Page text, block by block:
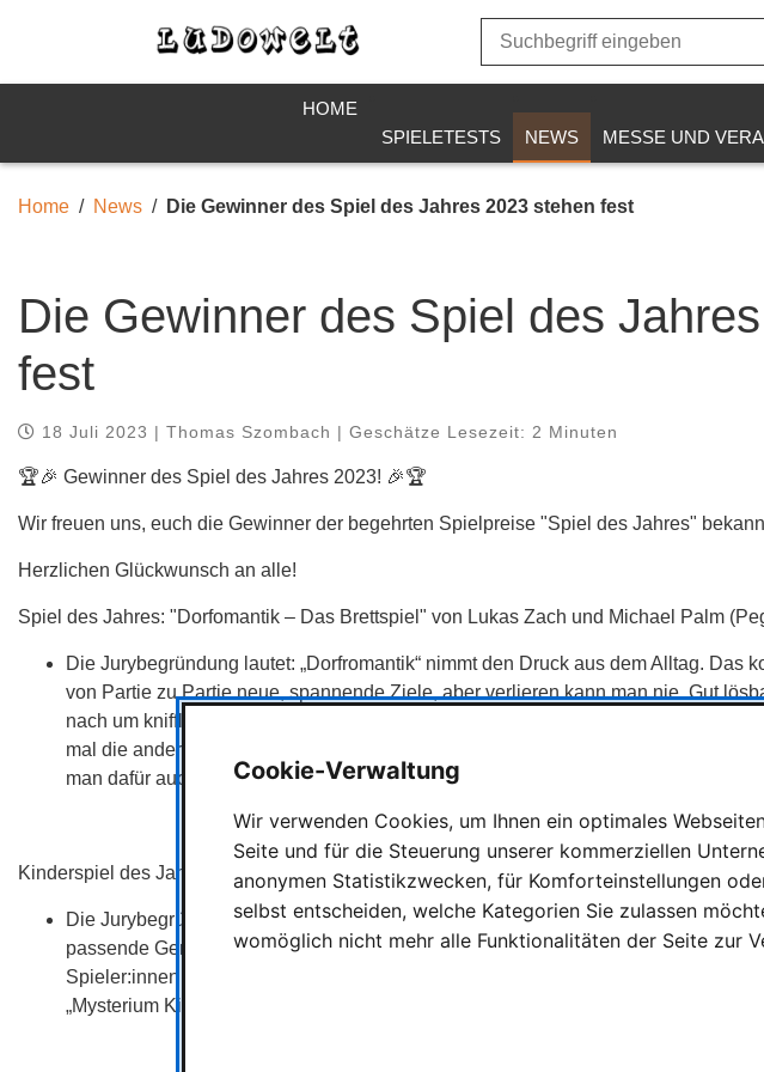
HOME
SPIELETESTS
NEWS MESSE UND
Home News Die Gewinner des Spiel des Jahres 2023 stehen fest
Die Gewinner des Spiel des
fest
18 Juli 2023 | Thomas Szombach | Geschätze Lesezeit: 2 Minuten
🏆🎉 Gewinner des Spiel des Jahres 2023! 🎉🏆
Wir freuen uns, euch die Gewinner der begehrten Spielpreise "Spiel des Jahres"
Herzlichen Glückwunsch an alle!
Spiel des Jahres: "Dorfomantik – Das Brettspiel" von Lukas Zach und Michael Palm
Die Jurybegründung lautet: „Dorfromantik“ nimmt den Druck aus dem Alltag. Das
von Partie zu Partie neue, spannende Ziele, aber verlieren kann man nie. Gut
nach um kniffligere ergänzt, aber alle liegen in der Komfortzone. Bei der
mal die andere die beste Idee. Die Kampagne lockt zu neuen Partien – und so
man dafür auch neue Mitspieler:innen.“
Kinderspiel des Jahres: "Mysterium Kids" von Antonin Boccara und Yves Hirschfeld
Die Jurybegründung lautet: Das Tambourin fasziniert die Kinder sofort. Kombiniert
passende Geräusche zu erzeugen und dem genauen Zuhören, entsteht eine
Spieler:innen dann noch gemeinsam herausfinden, welcher der gesuchte
„Mysterium Kids“ überzeugt mit einer spannenden Aufgabe und einzigartigem
Cookie-Verwaltung
Wir verwenden Cookies, um Ihnen ein optimales
Seite und für die Steuerung unserer kommerziellen
anonymen Statistikzwecken, für Komforteinstellungen
selbst entscheiden, welche Kategorien Sie zulassen
womöglich nicht mehr alle Funktionalitäten der Seite zur